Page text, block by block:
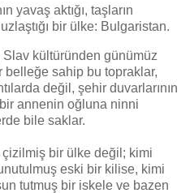
yavaş aktığı, taşların
bir ülke: Bulgaristan.
Slav kültüründen günümüz
belleğe sahip bu topraklar,
değil, şehir duvarlarının
annenin oğluna ninni
bile saklar.
bir ülke değil; kimi
eski bir kilise, kimi
tutmuş bir iskele ve bazen